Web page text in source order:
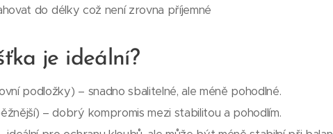
do délky což není zrovna příjemné
je ideální?
podložky) – snadno sbalitelné, ale méně pohodlné.
– dobrý kompromis mezi stabilitou a pohodlím.